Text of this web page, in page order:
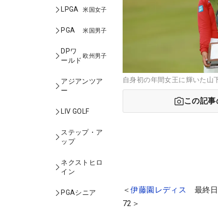
LPGA 米国女子
PGA 米国男子
DPワ
ールド
欧州男子
アジアンツア
ー
LIV GOLF
ステップ・ア
ップ
ネクストヒロ
イン
PGAシニア
自身初の年間女王に輝いた山
この記
＜伊藤園レディス
最終
72＞